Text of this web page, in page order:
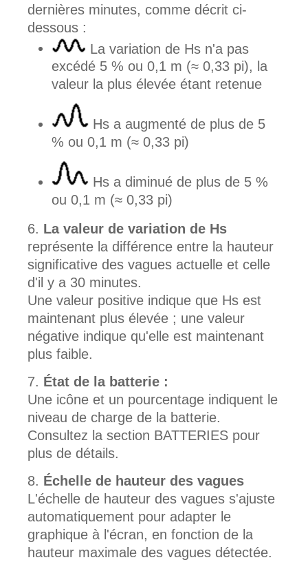
dernières minutes, comme décrit ci-
dessous :
La variation de Hs n'a pas
excédé 5 % ou 0,1 m (≈ 0,33 pi), la
valeur la plus élevée étant retenue
Hs a augmenté de plus de 5
% ou 0,1 m (≈ 0,33 pi)
Hs a diminué de plus de 5 %
ou 0,1 m (≈ 0,33 pi)
La valeur de variation de Hs
représente la différence entre la hauteur
significative des vagues actuelle et celle
d'il y a 30 minutes.
Une valeur positive indique que Hs est
maintenant plus élevée ; une valeur
négative indique qu'elle est maintenant
plus faible.
État de la batterie :
Une icône et un pourcentage indiquent le
niveau de charge de la batterie.
Consultez la section BATTERIES pour
plus de détails.
Échelle de hauteur des vagues
L'échelle de hauteur des vagues s'ajuste
automatiquement pour adapter le
graphique à l'écran, en fonction de la
hauteur maximale des vagues détectée.